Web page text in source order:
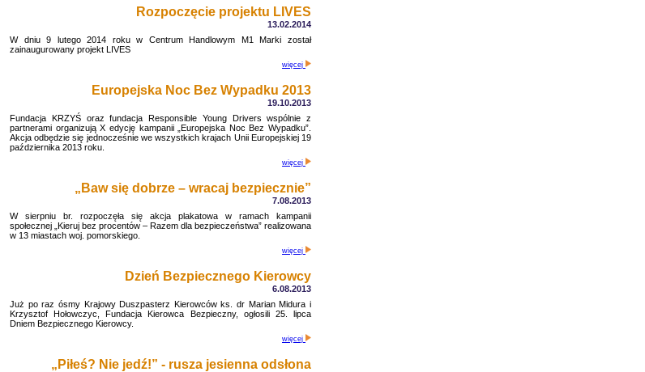
Rozpoczęcie projektu LIVES
13.02.2014
W dniu 9 lutego 2014 roku w Centrum Handlowym M1 Marki został
zainaugurowany projekt LIVES
więcej
Europejska Noc Bez Wypadku 2013
19.10.2013
Fundacja KRZYŚ oraz fundacja Responsible Young Drivers wspólnie z
partnerami organizują X edycję kampanii „Europejska Noc Bez Wypadku”.
Akcja odbędzie się jednocześnie we wszystkich krajach Unii Europejskiej 19
października 2013 roku.
więcej
„Baw się dobrze – wracaj bezpiecznie”
7.08.2013
W sierpniu br. rozpoczęła się akcja plakatowa w ramach kampanii
społecznej „Kieruj bez procentów – Razem dla bezpieczeństwa” realizowana
w 13 miastach woj. pomorskiego.
więcej
Dzień Bezpiecznego Kierowcy
6.08.2013
Już po raz ósmy Krajowy Duszpasterz Kierowców ks. dr Marian Midura i
Krzysztof Hołowczyc, Fundacja Kierowca Bezpieczny, ogłosili 25. lipca
Dniem Bezpiecznego Kierowcy.
więcej
„Piłeś? Nie jedź!” - rusza jesienna odsłona